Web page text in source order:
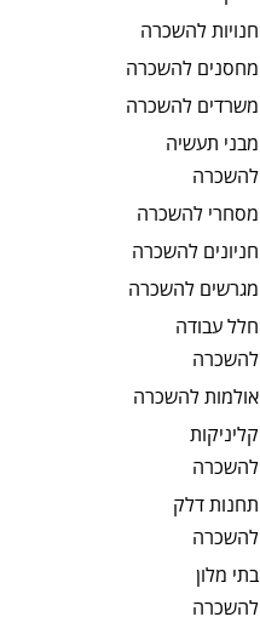
חנויותלהשכרה
מחסנים להשכרה
משרדים להשכרה
מבני תעשיה
להשכרה
מסחרי להשכרה
חניונים להשכרה
מגרשים להשכרה
חלל עבודה
להשכרה
אולמותלהשכרה
קליניקות
להשכרה
תחנות דלק
להשכרה
בתי מלון
להשכרה